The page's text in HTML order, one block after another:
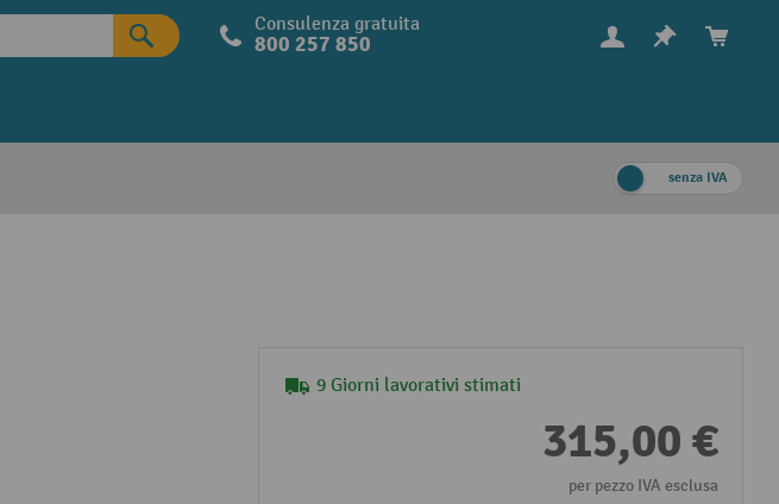
Consulenza gratuita
800 257 850
senza IVA
9 Giorni lavorativi stimati
315,00 €
per pezzo IVA esclusa